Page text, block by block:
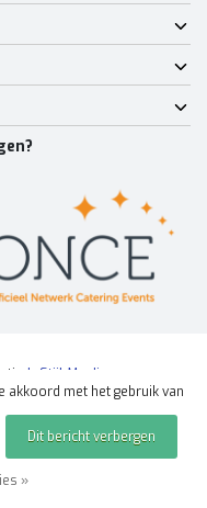
InStijl Media
Policy|Sitemap |
akkoord met het gebruik van
Dit bericht verbergen
»